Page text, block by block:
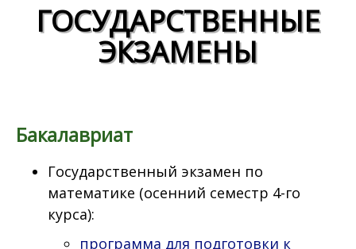
ГОСУДАРСТВЕННЫЕ
ЭКЗАМЕНЫ
Бакалавриат
Государственный экзамен по
математике (осенний ​семестр 4-го
курса):
программа для подготовки к